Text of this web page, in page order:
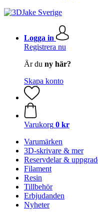
Logga in
Registrera nu
Är du ny här?
Skapa konto
Varukorg 0 kr
Varumärken
3D-skrivare & mer
Reservdelar &
Filament
Resin
Tillbehör
Erbjudanden
Nyheter